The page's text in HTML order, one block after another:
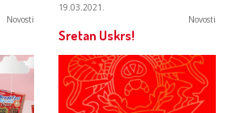
Novosti
19.03.2021.
Novosti
Sretan Uskrs!